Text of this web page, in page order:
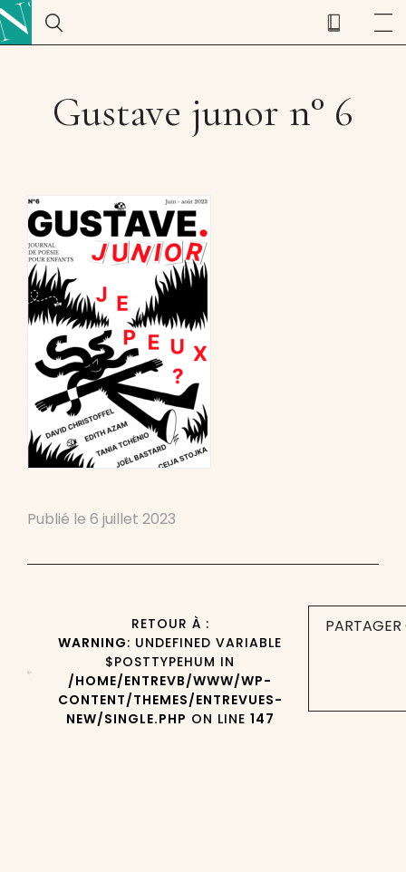
Gustave junor n° 6
Publié le 6 juillet 2023
RETOUR À :
WARNING: UNDEFINED VARIABLE
$POSTTYPEHUM IN
/HOME/ENTREVB/WWW/WP-
CONTENT/THEMES/ENTREVUES-
NEW/SINGLE.PHP ON LINE 147